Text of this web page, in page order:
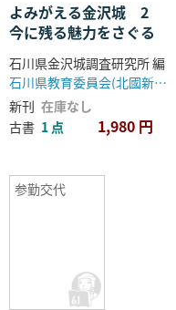
よみがえる金沢城 2
今に残る魅力をさぐる
石川県金沢城調査研究所 編
石川県教育委員会(北國新聞社)
新刊 在庫なし
古書 1 点 1,980 円
参勤交代